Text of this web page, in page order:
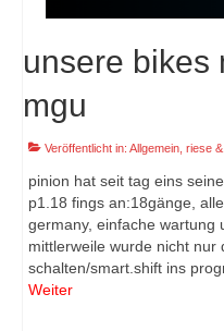
unsere bikes
mgu
Veröffentlicht in: Allgemein riese
pinion hat seit tag eins
p1.18 fings an:18gänge,
germany, einfache wartung
mittlerweile wurde nicht nur
schalten/smart.shift ins
Weiter